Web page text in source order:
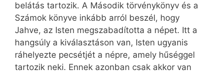
belátás tartozik. A Második törvénykönyv és a
Számok könyve inkább arról beszél, hogy
Jahve, az Isten megszabadította a népet. Itt a
hangsúly a kiválasztáson van, Isten ugyanis
ráhelyezte pecsétjét a népre, amely hűséggel
tartozik neki. Ennek azonban csak akkor van